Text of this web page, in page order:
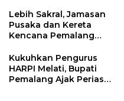
Masukan Fraksi DPRD
Lebih Sakral, Jamasan
Pusaka dan Kereta
Kencana Pemalang
Ndalem Notonagoro
Kukuhkan Pengurus
HARPI Melati, Bupati
Pemalang Ajak Perias